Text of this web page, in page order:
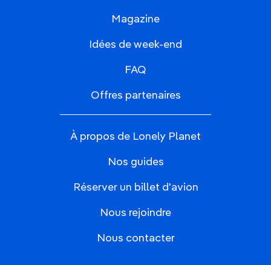
Magazine
Idées de week-end
FAQ
Offres partenaires
À propos de Lonely Planet
Nos guides
Réserver un billet d'avion
Nous rejoindre
Nous contacter